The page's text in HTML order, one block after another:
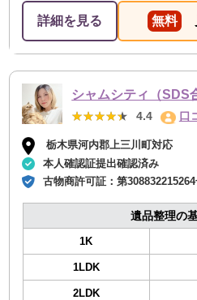
詳細を見る 無料
シャムシティ（SDS
★★★★★
★★★★★ 4.4 口
栃木県河内郡上三川町対応
本人確認証提出確認済み
古物商許可証：第
遺品整理の
1K
1LDK
2LDK